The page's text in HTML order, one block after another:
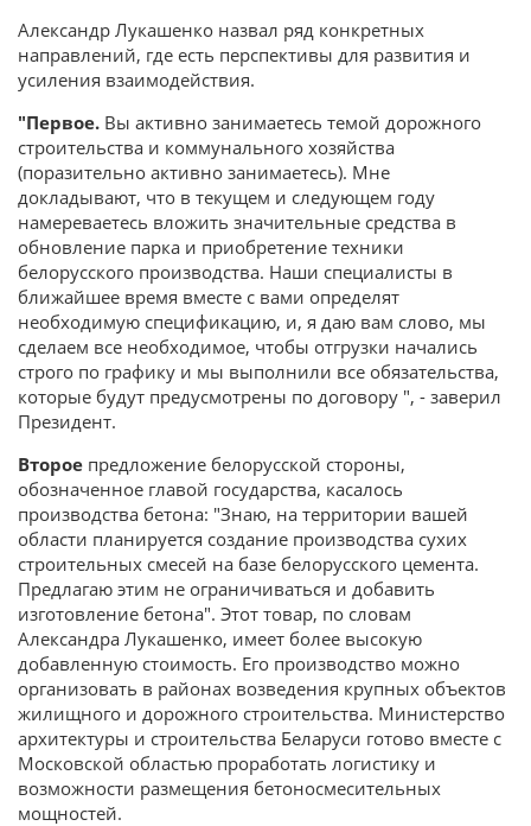
Александр Лукашенко назвал ряд конкретных
направлений, где есть перспективы для развития и
усиления взаимодействия.
"Первое. Вы активно занимаетесь темой дорожного
строительства и коммунального хозяйства
(поразительно активно занимаетесь). Мне
докладывают, что в текущем и следующем году
намереваетесь вложить значительные средства в
обновление парка и приобретение техники
белорусского производства. Наши специалисты в
ближайшее время вместе с вами определят
необходимую спецификацию, и, я даю вам слово, мы
сделаем все необходимое, чтобы отгрузки начались
строго по графику и мы выполнили все обязательства,
которые будут предусмотрены по договору ", - заверил
Президент.
Второе предложение белорусской стороны,
обозначенное главой государства, касалось
производства бетона: "Знаю, на территории вашей
области планируется создание производства сухих
строительных смесей на базе белорусского цемента.
Предлагаю этим не ограничиваться и добавить
изготовление бетона". Этот товар, по словам
Александра Лукашенко, имеет более высокую
добавленную стоимость. Его производство можно
организовать в районах возведения крупных объектов
жилищного и дорожного строительства. Министерство
архитектуры и строительства Беларуси готово вместе с
Московской областью проработать логистику и
возможности размещения бетоносмесительных
мощностей.